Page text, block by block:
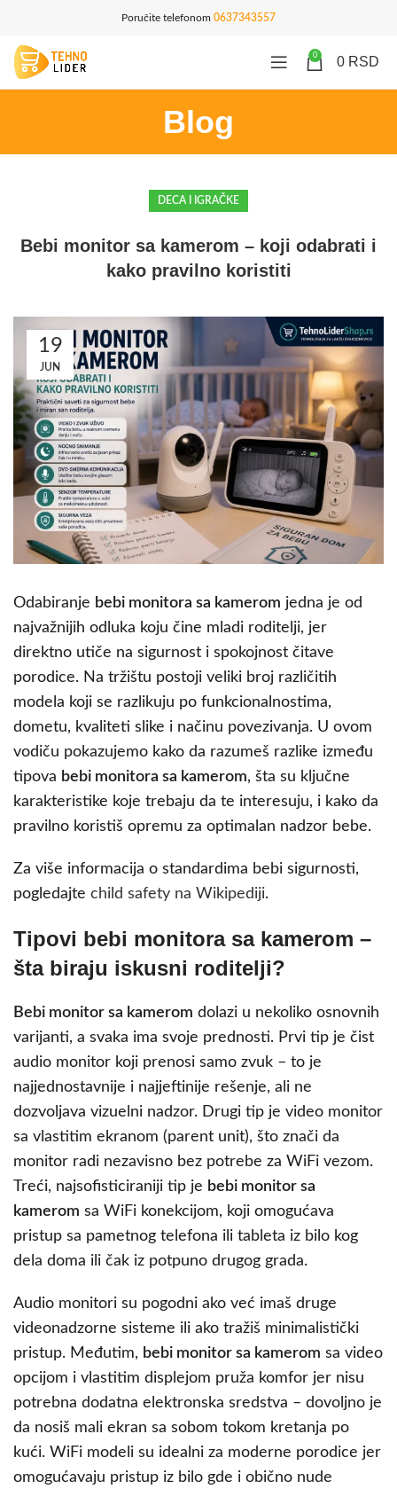
Poručite telefonom 0637343557
0 0 RSD
Blog
DECA I IGRAČKE
Bebi monitor sa kamerom – koji odabrati i
kako pravilno koristiti
19
JUN
Odabiranje bebi monitora sa kamerom jedna je od
najvažnijih odluka koju čine mladi roditelji, jer
direktno utiče na sigurnost i spokojnost čitave
porodice. Na tržištu postoji veliki broj različitih
modela koji se razlikuju po funkcionalnostima,
dometu, kvaliteti slike i načinu povezivanja. U ovom
vodiču pokazujemo kako da razumeš razlike između
tipova bebi monitora sa kamerom, šta su ključne
karakteristike koje trebaju da te interesuju, i kako da
pravilno koristiš opremu za optimalan nadzor bebe.
Za više informacija o standardima bebi sigurnosti,
pogledajte child safety na Wikipediji.
Tipovi bebi monitora sa kamerom –
šta biraju iskusni roditelji?
Bebi monitor sa kamerom dolazi u nekoliko osnovnih
varijanti, a svaka ima svoje prednosti. Prvi tip je čist
audio monitor koji prenosi samo zvuk – to je
najjednostavnije i najjeftinije rešenje, ali ne
dozvoljava vizuelni nadzor. Drugi tip je video monitor
sa vlastitim ekranom (parent unit), što znači da
monitor radi nezavisno bez potrebe za WiFi vezom.
Treći, najsofisticiraniji tip je bebi monitor sa
kamerom sa WiFi konekcijom, koji omogućava
pristup sa pametnog telefona ili tableta iz bilo kog
dela doma ili čak iz potpuno drugog grada.
Audio monitori su pogodni ako već imaš druge
videonadzorne sisteme ili ako tražiš minimalistički
pristup. Međutim, bebi monitor sa kamerom sa video
opcijom i vlastitim displejom pruža komfor jer nisu
potrebna dodatna elektronska sredstva – dovoljno je
da nosiš mali ekran sa sobom tokom kretanja po
kući. WiFi modeli su idealni za moderne porodice jer
omogućavaju pristup iz bilo gde i obično nude